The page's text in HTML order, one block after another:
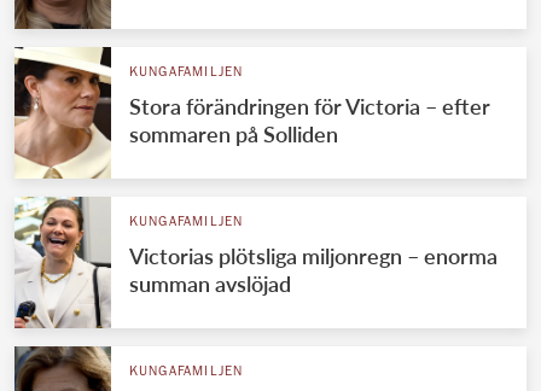
KUNGAFAMILJEN
Stora förändringen för Victoria – efter
sommaren på Solliden
KUNGAFAMILJEN
Victorias plötsliga miljonregn – enorma
summan avslöjad
KUNGAFAMILJEN